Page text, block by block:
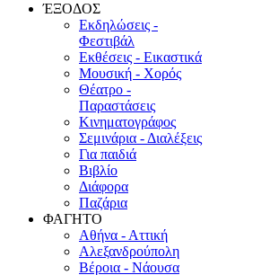
ΈΞΟΔΟΣ
Εκδηλώσεις -
Φεστιβάλ
Εκθέσεις - Εικαστικά
Μουσική - Χορός
Θέατρο -
Παραστάσεις
Κινηματογράφος
Σεμινάρια - Διαλέξεις
Για παιδιά
Βιβλίο
Διάφορα
Παζάρια
ΦΑΓΗΤΟ
Αθήνα - Αττική
Αλεξανδρούπολη
Βέροια - Νάουσα